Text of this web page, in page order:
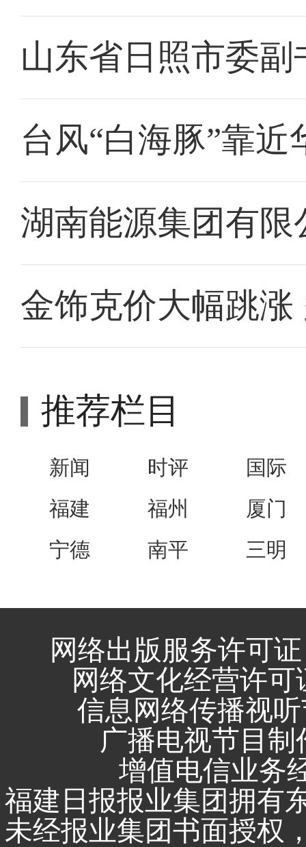
山东省日照市委
台风“白海豚”靠近
湖南能源集团有
金饰克价大幅跳
推荐栏目
新闻 时评
国际
福建
福州
厦门
宁德
南平 三明
网络出版服务许可
网络文化经营许可
信息网络传播视
广播电视节目
增值电信业务
福建日报报业集团拥有
未经报业集团书面授权